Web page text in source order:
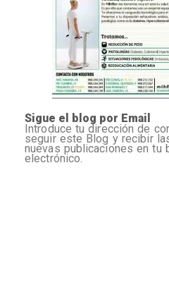
Sigue el blog por Email
Introduce tu dirección de
seguir este Blog y recibir
nuevas publicaciones en tu
electrónico.